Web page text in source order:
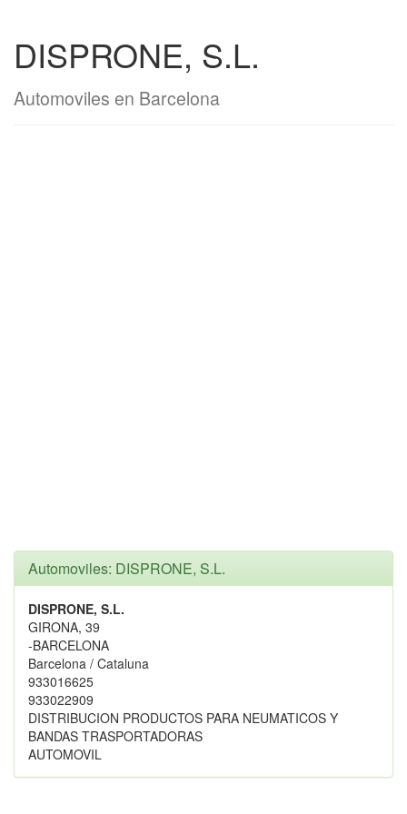
DISPRONE, S.L.
Automoviles en Barcelona
Automoviles: DISPRONE, S.L.
DISPRONE, S.L.
GIRONA, 39
-BARCELONA
Barcelona / Cataluna
933016625
933022909
DISTRIBUCION PRODUCTOS PARA NEUMATICOS Y
BANDAS TRASPORTADORAS
AUTOMOVIL